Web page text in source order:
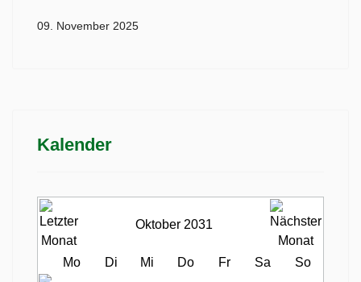
09. November 2025
Kalender
Oktober 2031
Mo Di Mi Do Fr Sa So